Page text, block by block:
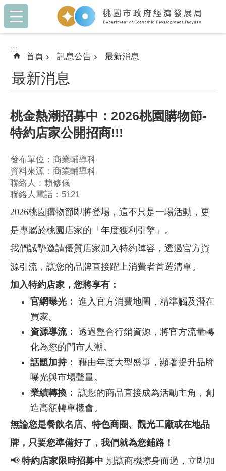
跳到主要內容區塊
:::
:::
首頁 訊息公告 最新消息
最新消息
桃金熱潮招募中：2026桃園購物節-
特約店家公開招商!!!
發布單位：商業輔導科
資料來源：商業輔導科
聯絡人：賴修儀
聯絡人電話：5121
2026桃園購物節即將登場，這不只是一場活動，更
是專屬於桃園店家的「年度獲利引擎」。
我們誠摯邀請優質店家加入特約陣容，透過官方資
源引流，讓您的品牌直接躍上消費者首選清單。
加入特約店家，您將享有：
官網曝光： 進入官方消費地圖，精準觸及潛在
買家。
資源導流： 透過整合行銷資源，將官方流量轉
化為您的門市人潮。
話題加持： 藉由年度大型盛事，顯著提升品牌
曝光與市場聲量。
業績轉換： 讓您的商品直接成為活動主角，創
造高額轉單機會。
無論您是餐飲名店、特色商圈、觀光工廠或在地品
牌，只要您準備好了，我們就為您鋪路！
📢 特約店家限時招募中 別讓商機擦身而過，立即加